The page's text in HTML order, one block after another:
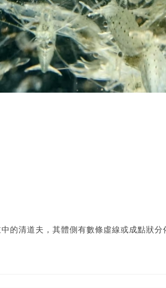
的清道夫，其體側有數條虛線或成點狀